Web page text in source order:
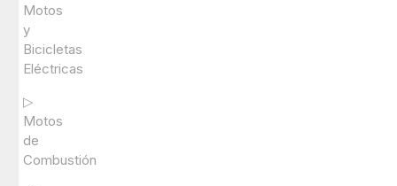
Motos
y
Bicicletas
Eléctricas
▷
Motos
de
Combustión